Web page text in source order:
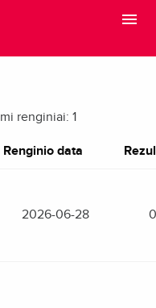
renginiai: 1
Renginio data
2026-06-28